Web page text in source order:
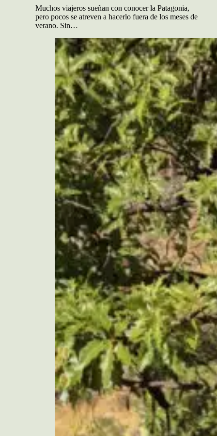
Muchos viajeros sueñan con conocer la Patagonia,
pero pocos se atreven a hacerlo fuera de los meses de
verano. Sin…